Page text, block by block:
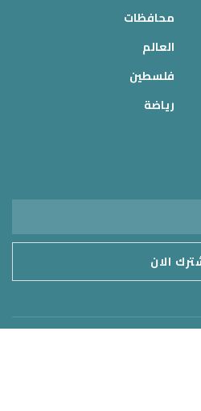
محافظات
العالم
فلسطين
رياضة